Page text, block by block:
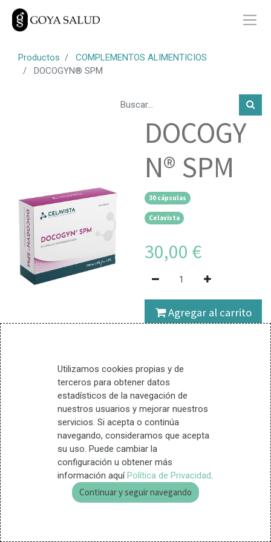
Utilizamos cookies propias y de
terceros para obtener datos
estadísticos de la navegación de
nuestros usuarios y mejorar nuestros
servicios. Si acepta o continúa
navegando, consideramos que acepta
su uso. Puede cambiar la
configuración u obtener más
información aquíPolítica de Privacidad.
Continuar y seguir navegando
Productos
COMPLEMENTOS ALIMENTICIOS
DOCOGYN® SPM
DOCOGY
N® SPM
30 cápsulas
Celavista
30,00 €
Agregar al carrito
Contribuye al equilibrio y
bienestar de la mujer antes y
durante el ciclo menstrual,
mejorando su estado
emocional y controlando el
dolor asociado.
Términos y condiciones
Entrega en 24 horas